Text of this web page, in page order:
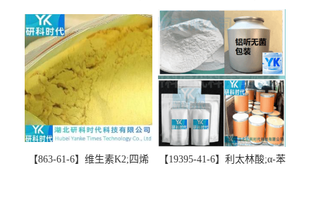
精品科研试剂-湖北研科时代
科技-“研”无止境;“科”学创
新！支持三方验证；支持定
制；检测图谱；MSDS等技术
支持！
丁-精品科研试剂-湖北研科时
代科技-“研”无止境;“科”学创
新！支持三方验证；支持定
制；检测图谱；MSDS等技术
支持！
【863-61-6】维生素K2;四烯
【19395-41-6】利太林酸;α-苯